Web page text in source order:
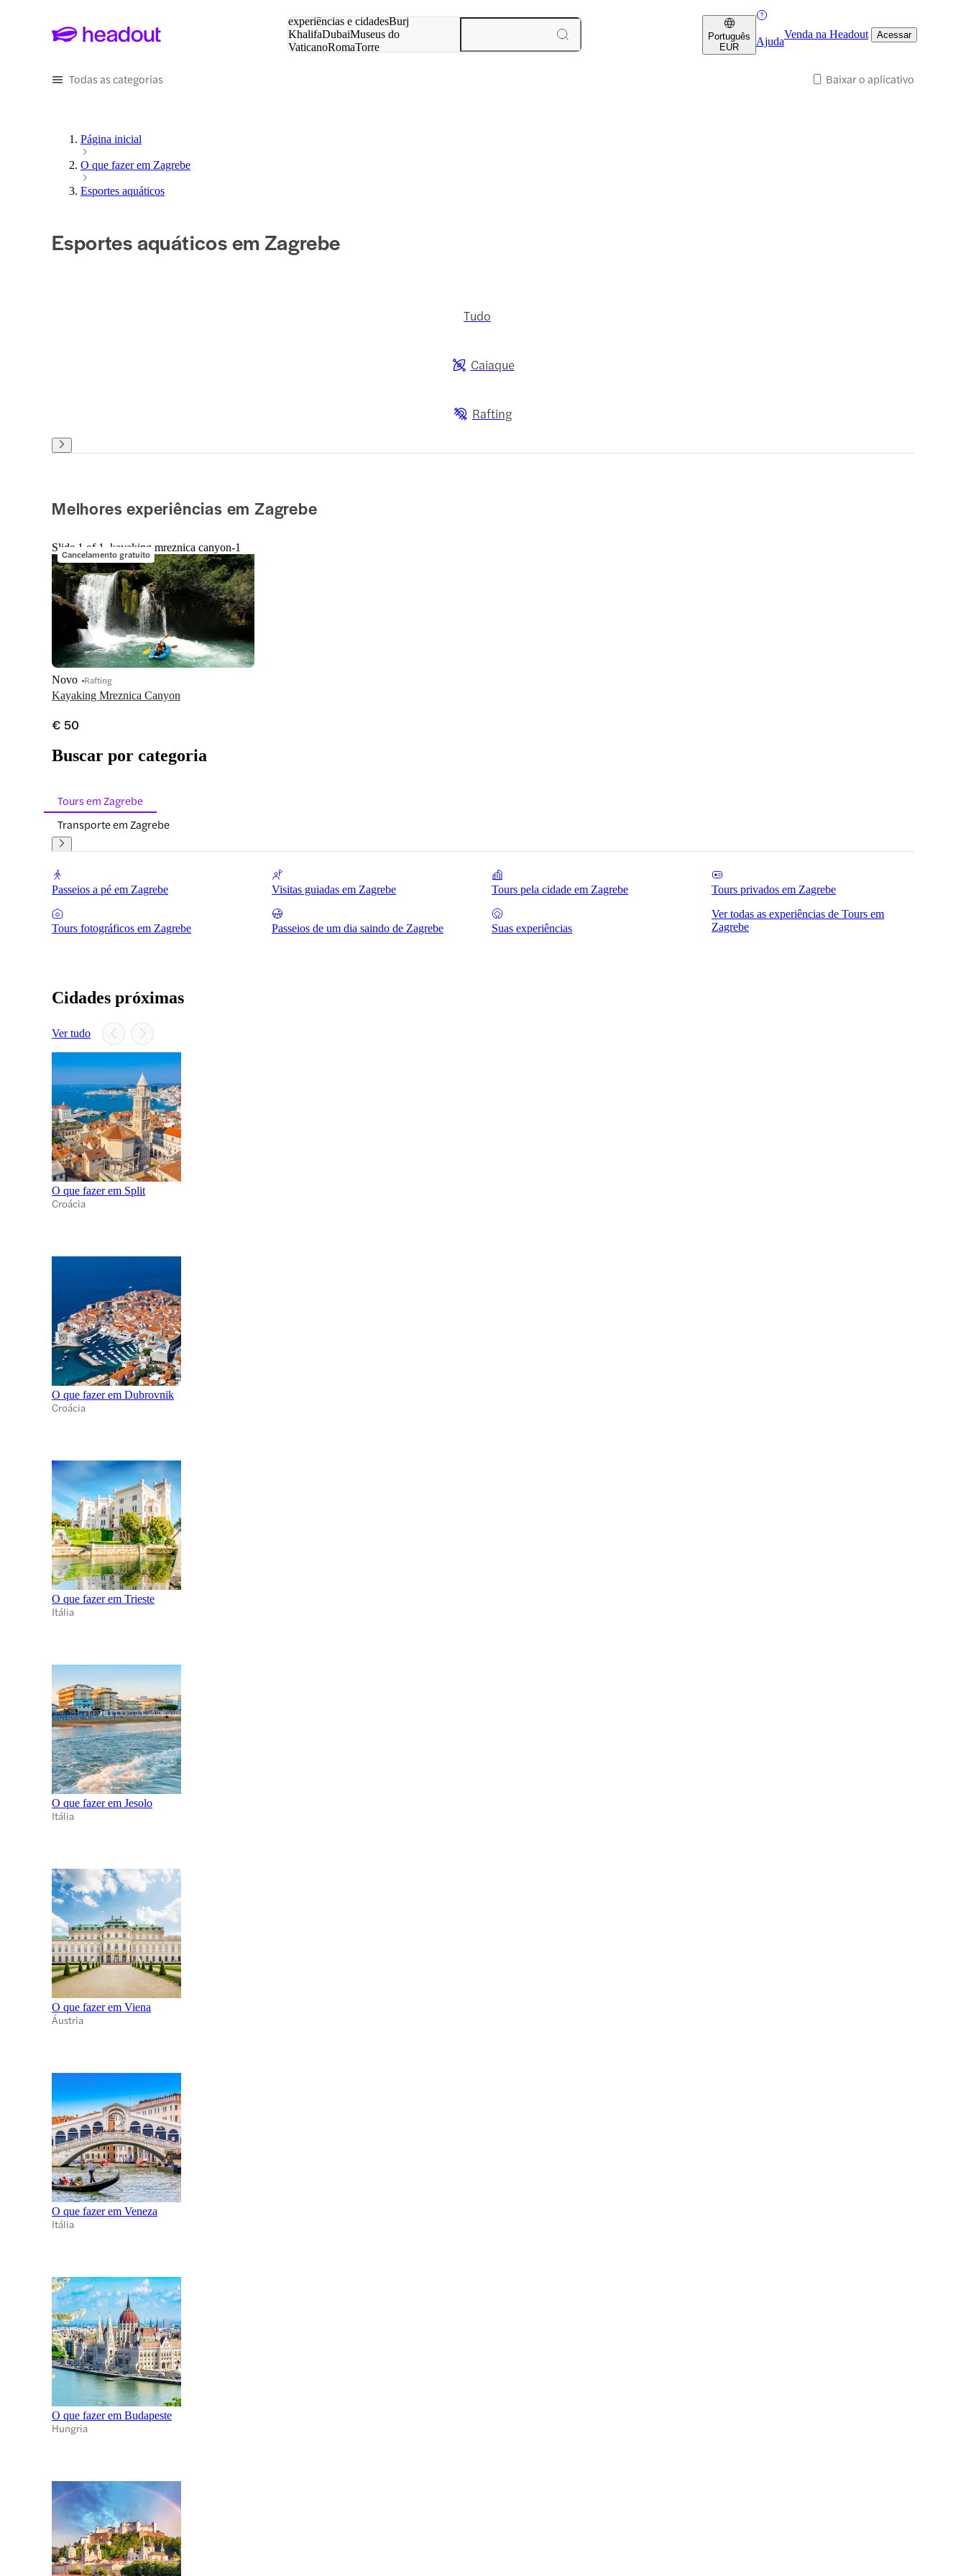
experiências e cidadesBurj
KhalifaDubaiMuseus do
VaticanoRomaTorre
Português
EUR
Ajuda
Venda na Headout Acessar
Todas as categorias Baixar o aplicativo
Página inicial
O que fazer em Zagrebe
Esportes aquáticos
Esportes aquáticos em Zagrebe
Tudo
Caiaque
Rafting
Melhores experiências em Zagrebe
Cancelamento gratuito
Slide 1 of 1, kayaking mreznica canyon-1
Kayaking Mreznica Canyon
Novo Rafting
€ 50
Buscar por categoria
Tours em Zagrebe
Transporte em Zagrebe
Passeios a pé em Zagrebe Visitas guiadas em Zagrebe Tours pela cidade em Zagrebe Tours privados em Zagrebe
Tours fotográficos em Zagrebe Passeios de um dia saindo de Zagrebe Suas experiências
Ver todas as experiências de Tours em
Zagrebe
Cidades próximas
Ver tudo
O que fazer em Split
Croácia
O que fazer em Dubrovnik
Croácia
O que fazer em Trieste
Itália
O que fazer em Jesolo
Itália
O que fazer em Viena
Áustria
O que fazer em Veneza
Itália
O que fazer em Budapeste
Hungria